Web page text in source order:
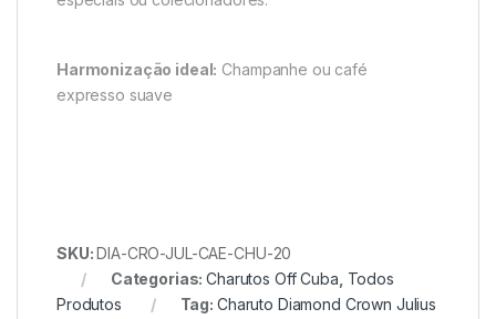
Harmonização ideal: Champanhe ou café
expresso suave
SKU:DIA-CRO-JUL-CAE-CHU-20
Categorias:Charutos Off Cuba Todos
Produtos
Tag: Charuto Diamond Crown Julius